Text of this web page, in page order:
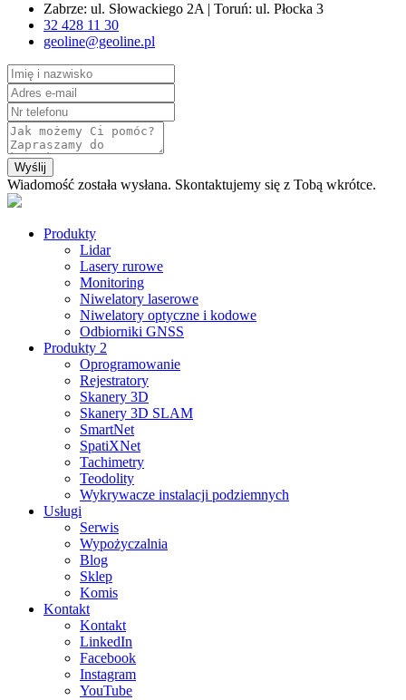
Zabrze: ul. Słowackiego 2A | Toruń: ul. Płocka 3
32 428 11 30
geoline@geoline.pl
Wyślij
Wiadomość została wysłana. Skontaktujemy się z Tobą wkrótce.
Produkty
Lidar
Lasery rurowe
Monitoring
Niwelatory laserowe
Niwelatory optyczne i kodowe
Odbiorniki GNSS
Produkty 2
Oprogramowanie
Rejestratory
Skanery 3D
Skanery 3D SLAM
SmartNet
SpatiXNet
Tachimetry
Teodolity
Wykrywacze instalacji podziemnych
Usługi
Serwis
Wypożyczalnia
Blog
Sklep
Komis
Kontakt
Kontakt
LinkedIn
Facebook
Instagram
YouTube